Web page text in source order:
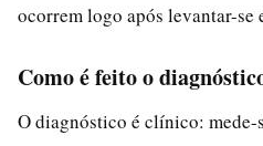
ocorrem logo após levantar-se
Como é feito o
O diagnóstico é clínico: mede-